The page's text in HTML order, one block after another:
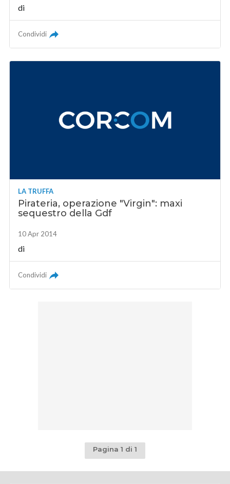
di
Condividi
LA TRUFFA
Pirateria, operazione "Virgin": maxi
sequestro della Gdf
10 Apr 2014
di
Condividi
Pagina 1 di 1